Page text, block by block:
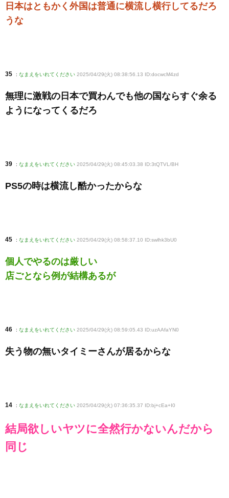
日本はともかく外国は普通に横流し横行してるだろ
うな
35 : なまえをいれてください 2025/04/29(火) 08:38:56.13 ID:docwcM4zd
無理に激戦の日本で買わんでも他の国ならすぐ余る
ようになってくるだろ
39 : なまえをいれてください 2025/04/29(火) 08:45:03.38 ID:3tQTVL/BH
PS5の時は横流し酷かったからな
45 : なまえをいれてください 2025/04/29(火) 08:58:37.10 ID:swlhk3bU0
個人でやるのは厳しい
店ごとなら例が結構あるが
46 : なまえをいれてください 2025/04/29(火) 08:59:05.43 ID:uzAAfaYN0
失う物の無いタイミーさんが居るからな
14 : なまえをいれてください 2025/04/29(火) 07:36:35.37 ID:bj+cEa+I0
結局欲しいヤツに全然行かないんだから
同じ